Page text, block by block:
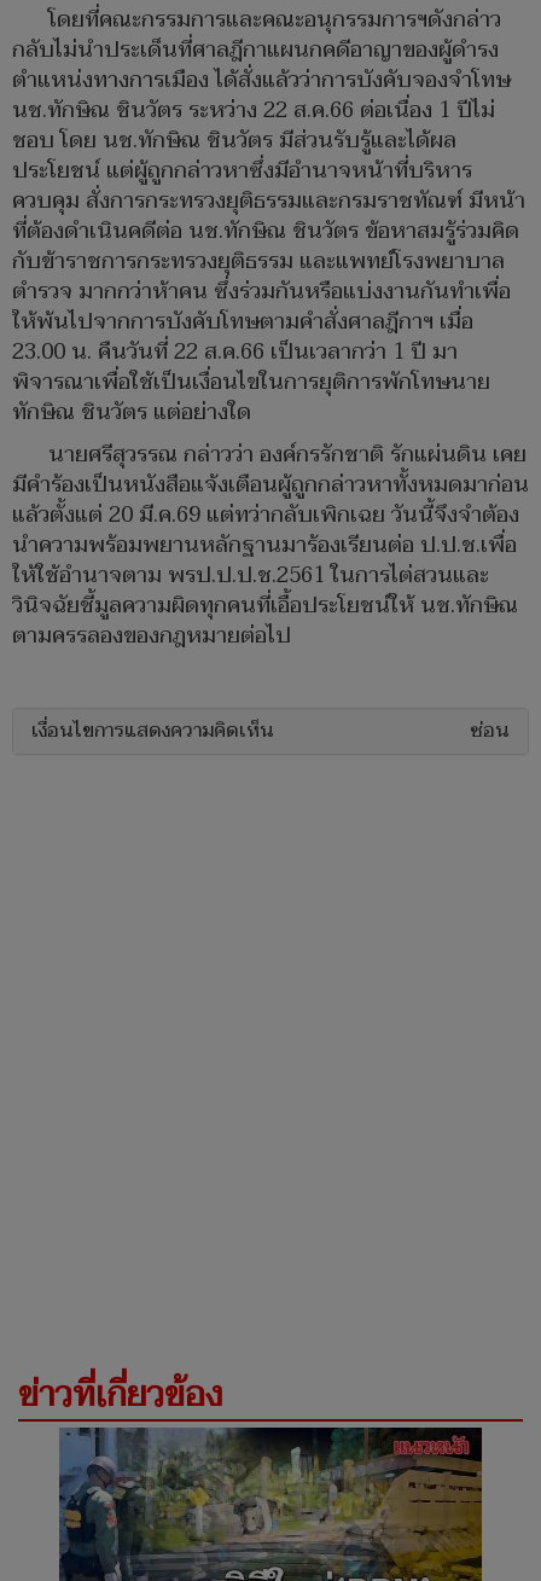
โดยที่คณะกรรมการและคณะอนุกรรมการฯดังกล่าว
กลับไม่นำประเด็นที่ศาลฎีกาแผนกคดีอาญาของผู้ดำรง
ตำแหน่งทางการเมือง ได้สั่งแล้วว่าการบังคับจองจำโทษ
นช.ทักษิณ ชินวัตร ระหว่าง 22 ส.ค.66 ต่อเนื่อง 1 ปีไม่
ชอบ โดย นช.ทักษิณ ชินวัตร มีส่วนรับรู้และได้ผล
ประโยชน์ แต่ผู้ถูกกล่าวหาซึ่งมีอำนาจหน้าที่บริหาร
ควบคุม สั่งการกระทรวงยุติธรรมและกรมราชทัณฑ์ มีหน้า
ที่ต้องดำเนินคดีต่อ นช.ทักษิณ ชินวัตร ข้อหาสมรู้ร่วมคิด
กับข้าราชการกระทรวงยุติธรรม และแพทย์โรงพยาบาล
ตำรวจ มากกว่าห้าคน ซึ่งร่วมกันหรือแบ่งงานกันทำเพื่อ
ให้พ้นไปจากการบังคับโทษตามคำสั่งศาลฎีกาฯ เมื่อ
23.00 น. คืนวันที่ 22 ส.ค.66 เป็นเวลากว่า 1 ปี มา
พิจารณาเพื่อใช้เป็นเงื่อนไขในการยุติการพักโทษนาย
ทักษิณ ชินวัตร แต่อย่างใด
นายศรีสุวรรณ กล่าวว่า องค์กรรักชาติ รักแผ่นดิน เคย
มีคำร้องเป็นหนังสือแจ้งเตือนผู้ถูกกล่าวหาทั้งหมดมาก่อน
แล้วตั้งแต่ 20 มี.ค.69 แต่ทว่ากลับเพิกเฉย วันนี้จึงจำต้อง
นำความพร้อมพยานหลักฐานมาร้องเรียนต่อ ป.ป.ช.เพื่อ
ให้ใช้อำนาจตาม พรป.ป.ป.ช.2561 ในการไต่สวนและ
วินิจฉัยชี้มูลความผิดทุกคนที่เอื้อประโยชน์ให้ นช.ทักษิณ
ตามครรลองของกฎหมายต่อไป
เงื่อนไขการแสดงความคิดเห็น ซ่อน
ข่าวที่เกี่ยวข้อง